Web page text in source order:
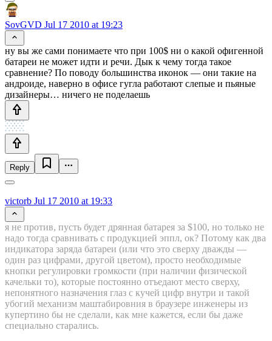
SovGVD Jul 17 2010 at 19:23
ну вы же сами понимаете что при 100$ ни о какой офигенной
батареи не может идти и речи. Дык к чему тогда такое
сравнение? По поводу большинства иконок — они такие на
андроиде, наверно в офисе гугла работают слепые и пьяные
дизайнеры… ничего не поделаешь
Reply
victorb Jul 17 2010 at 19:33
я не против, пусть будет дрянная батарея за $100, но только не
надо тогда сравнивать с продукцией эппл, ок? Потому как два
индикатора заряда батареи (или что это сверху дважды —
один раз цифрами, другой цветом), просто необходимые
кнопки регулировки громкости (при наличии физической
качельки то), которые постоянно отъедают место сверху,
непонятного назначения глаз с кучей цифр внутри и такой
убогий механизм маштабировния в браузере инженеры из
купертино бы не сделали, как мне кажется, если бы даже
специально старались.